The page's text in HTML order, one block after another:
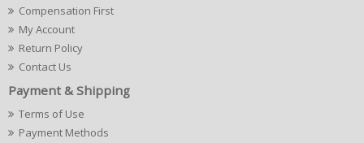
Compensation First
My Account
Return Policy
Contact Us
Payment & Shipping
Terms of Use
Payment Methods